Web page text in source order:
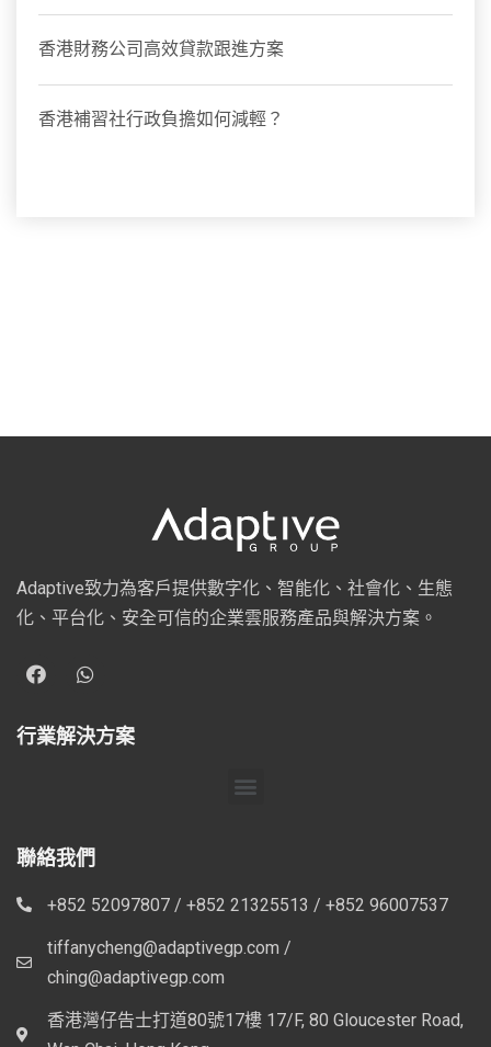
香港財務公司高效貸款跟進方案
香港補習社行政負擔如何減輕？
Adaptive致力為客戶提供數字化、智能化、社會化、生態
化、平台化、安全可信的企業雲服務產品與解決方案。
行業解決方案
聯絡我們
+852 52097807 / +852 21325513 / +852 96007537
tiffanycheng@adaptivegp.com /
ching@adaptivegp.com
香港灣仔告士打道80號17樓 17/F, 80 Gloucester Road,